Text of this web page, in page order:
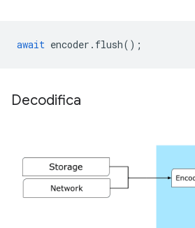
await encoder . flush();
Decodifica